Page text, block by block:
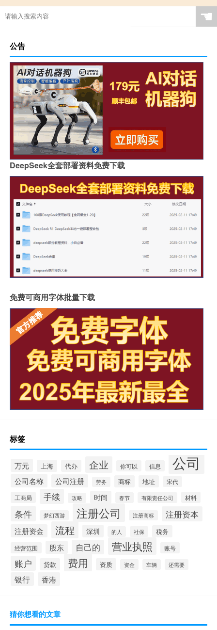
☚
公告
DeepSeek全套部署资料免费下载
免费可商用字体批量下载
标签
万元 上海 代办 企业 你可以 信息 公司
公司名称 公司注册 劳务 商标 地址 宋代
工商局 手续 攻略 时间 春节 有限责任公司 材料
条件 梦幻西游 注册公司 注册商标 注册资本
注册资金 流程 深圳 的人 社保 税务
经营范围 股东 自己的 营业执照 账号
账户 贷款 费用 资质 资金 车辆 还需要
银行 香港
猜你想看的文章